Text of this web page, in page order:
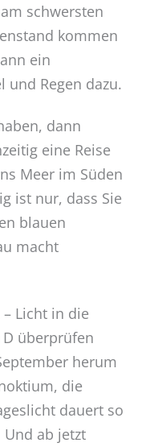
schwersten
kommen
ein
und Regen dazu.
dann
eine Reise
Meer im Süden
ist nur, dass Sie
blauen
macht
Licht in die
überprüfen
herum
die
dauert so
ab jetzt